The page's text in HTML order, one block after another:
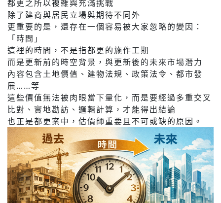
都更之所以複雜與充滿挑戰
除了建商與居民立場與期待不同外
更重要的是，還存在一個容易被大家忽略的變因：
「時間」
這裡的時間，不是指都更的施作工期
而是更新前的時空背景，與更新後的未來市場潛力
內容包含土地價值、建物法規、政策法令、都市發
展……等
這些價值無法被肉眼當下量化，而是要經過多重交叉
比對、實地勘訪、邏輯計算，才能得出結論
也正是都更案中，估價師重要且不可或缺的原因。